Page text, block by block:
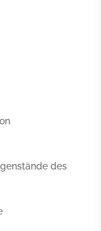
des